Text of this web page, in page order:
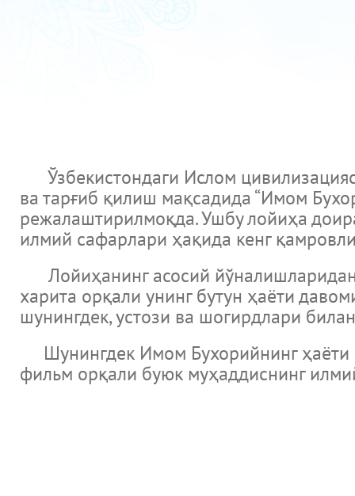
Ўзбекистондаги Ислом
ва тарғиб қилиш мақсадида “Имом
режалаштирилмоқда. Ушбу лойиҳа
илмий сафарлари ҳақида кенг
Лойиҳанинг асосий
харита орқали унинг бутун ҳаёти
шунингдек, устози ва шогирдлари
Шунингдек Имом Бухорийнинг ҳаёти
фильм орқали буюк муҳаддиснинг